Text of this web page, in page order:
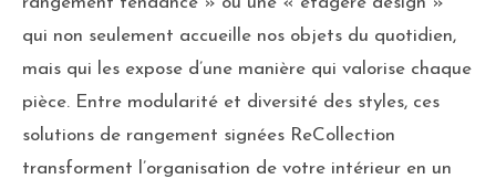
qui non seulement accueille nos objets du quotidien,
mais qui les expose d’une manière qui valorise chaque
pièce. Entre modularité et diversité des styles, ces
solutions de rangement signées ReCollection
transforment l’organisation de votre intérieur en un